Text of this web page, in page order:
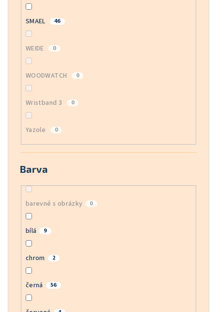
SMAEL 46
WEIDE 0
WOODWATCH 0
Wristband 3 0
Yazole 0
Barva
barevné s obrázky 0
bílá 9
chrom 2
černá 56